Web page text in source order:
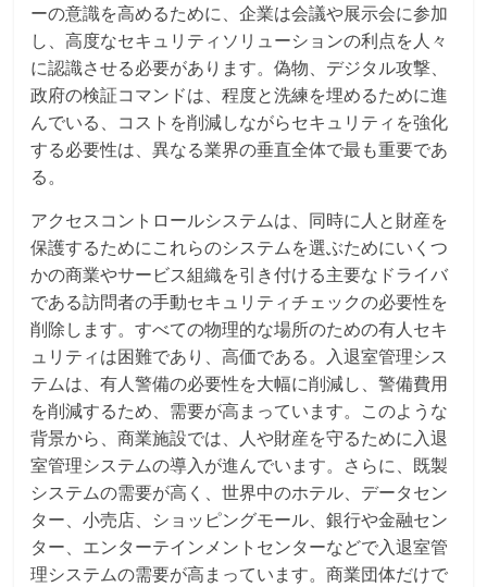
ーの意識を高めるために、企業は会議や展示会に参加
し、高度なセキュリティソリューションの利点を人々
に認識させる必要があります。偽物、デジタル攻撃、
政府の検証コマンドは、程度と洗練を埋めるために進
んでいる、コストを削減しながらセキュリティを強化
する必要性は、異なる業界の垂直全体で最も重要であ
る。
アクセスコントロールシステムは、同時に人と財産を
保護するためにこれらのシステムを選ぶためにいくつ
かの商業やサービス組織を引き付ける主要なドライバ
である訪問者の手動セキュリティチェックの必要性を
削除します。すべての物理的な場所のための有人セキ
ュリティは困難であり、高価である。入退室管理シス
テムは、有人警備の必要性を大幅に削減し、警備費用
を削減するため、需要が高まっています。このような
背景から、商業施設では、人や財産を守るために入退
室管理システムの導入が進んでいます。さらに、既製
システムの需要が高く、世界中のホテル、データセン
ター、小売店、ショッピングモール、銀行や金融セン
ター、エンターテインメントセンターなどで入退室管
理システムの需要が高まっています。商業団体だけで